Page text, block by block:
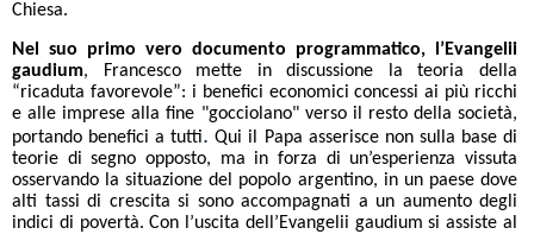
Chiesa.
Nel suo primo vero documento programmatico, l’Evangelii
gaudium, Francesco mette in discussione la teoria della
“ricaduta favorevole”: i benefici economici concessi ai più ricchi
e alle imprese alla fine "gocciolano" verso il resto della società,
portando benefici a tutti. Qui il Papa asserisce non sulla base di
teorie di segno opposto, ma in forza di un’esperienza vissuta
osservando la situazione del popolo argentino, in un paese dove
alti tassi di crescita si sono accompagnati a un aumento degli
indici di povertà. Con l’uscita dell’Evangelii gaudium si assiste al